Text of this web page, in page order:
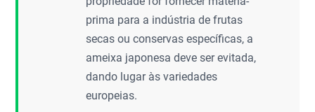
prima para a indústria de frutas
secas ou conservas específicas, a
ameixa japonesa deve ser evitada,
dando lugar às variedades
europeias.